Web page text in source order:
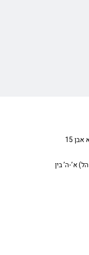
למשלוח דואר וחבילות: אבא אבן 15
א’-ה’ בין